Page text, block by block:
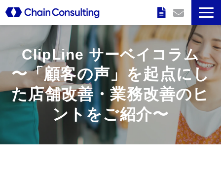
サービス
ClipLine サーベイコラム
〜「顧客の声」を起点にし
た店舗改善・業務改善のヒ
ントをご紹介〜